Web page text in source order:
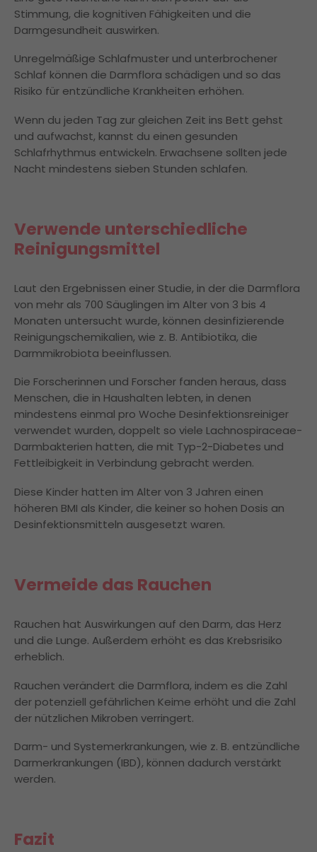
Stimmung, die kognitiven Fähigkeiten und die
Darmgesundheit auswirken.
Unregelmäßige Schlafmuster und unterbrochener
Schlaf können die Darmflora schädigen und so das
Risiko für entzündliche Krankheiten erhöhen.
Wenn du jeden Tag zur gleichen Zeit ins Bett gehst
und aufwachst, kannst du einen gesunden
Schlafrhythmus entwickeln. Erwachsene sollten jede
Nacht mindestens sieben Stunden schlafen.
Verwende unterschiedliche
Reinigungsmittel
Laut den Ergebnissen einer Studie, in der die Darmflora
von mehr als 700 Säuglingen im Alter von 3 bis 4
Monaten untersucht wurde, können desinfizierende
Reinigungschemikalien, wie z. B. Antibiotika, die
Darmmikrobiota beeinflussen.
Die Forscherinnen und Forscher fanden heraus, dass
Menschen, die in Haushalten lebten, in denen
mindestens einmal pro Woche Desinfektionsreiniger
verwendet wurden, doppelt so viele Lachnospiraceae-
Darmbakterien hatten, die mit Typ-2-Diabetes und
Fettleibigkeit in Verbindung gebracht werden.
Diese Kinder hatten im Alter von 3 Jahren einen
höheren BMI als Kinder, die keiner so hohen Dosis an
Desinfektionsmitteln ausgesetzt waren.
Vermeide das Rauchen
Rauchen hat Auswirkungen auf den Darm, das Herz
und die Lunge. Außerdem erhöht es das Krebsrisiko
erheblich.
Rauchen verändert die Darmflora, indem es die Zahl
der potenziell gefährlichen Keime erhöht und die Zahl
der nützlichen Mikroben verringert.
Darm- und Systemerkrankungen, wie z. B. entzündliche
Darmerkrankungen (IBD), können dadurch verstärkt
werden.
Fazit